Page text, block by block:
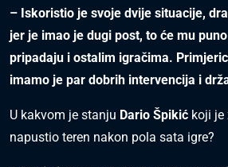
– Iskoristio je svoje dvije situacije,
jer je imao je dugi post, to će mu
pripadaju i ostalim igračima.
imamo je par dobrih intervencija i
U kakvom je stanju Dario Špikić koji je
napustio teren nakon pola sata igre?